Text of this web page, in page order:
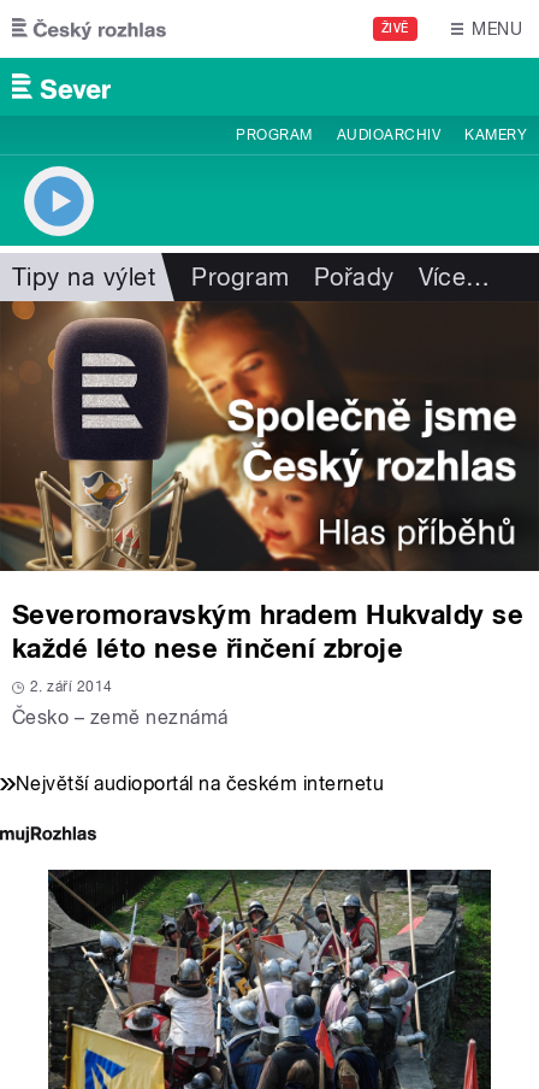
Přejít k hlavnímu obsahu
ŽIVĚ MENU
PROGRAM AUDIOARCHIV KAMERY
Tipy na výlet Program Pořady Více…
Severomoravským hradem Hukvaldy se
každé léto nese řinčení zbroje
2. září 2014
Česko – země neznámá
Největší audioportál na českém internetu